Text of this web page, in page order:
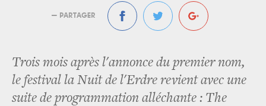
— PARTAGER
Trois mois après l'annonce du premier nom,
le festival la Nuit de l'Erdre revient avec une
suite de programmation alléchante : The